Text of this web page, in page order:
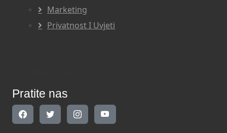
Marketing
Privatnost I Uvjeti
Pratite nas